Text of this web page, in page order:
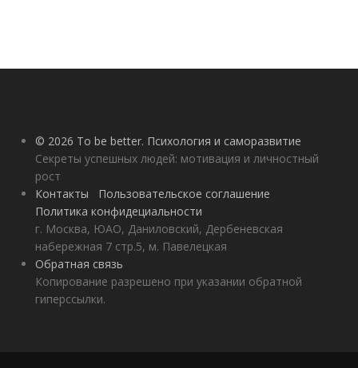
© 2026 To be better. Психология и саморазвитие
Секреты успешных людей: мотивация и личностный
рост
Контакты
Пользовательское соглашение
Политика конфидециальности
г. Москва, ЮАО, Даниловский, Дербеневская
набережная 7 стр.5, м. Павелецкая
Обратная связь
Копирование разрешено при указании обратной
гиперссылки.